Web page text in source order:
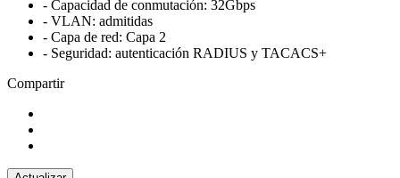
- Capacidad de conmutación: 32Gbps
- VLAN: admitidas
- Capa de red: Capa 2
- Seguridad: autenticación RADIUS y TACACS+
Compartir